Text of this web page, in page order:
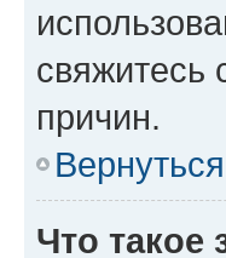
свяжитесь
причин.
Что такое